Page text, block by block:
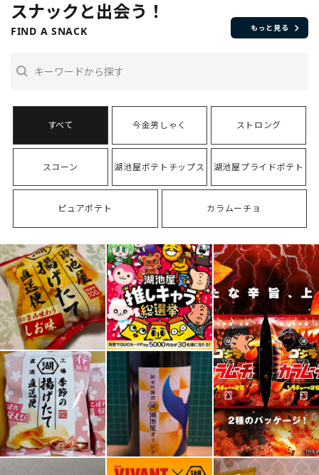
スナックと出会う！
FIND A SNACK もっと見る
今金男しゃく ストロング
スコーン 湖池屋ポテトチップス 湖池屋プライドポテト
ピュアポテト カラムーチョ